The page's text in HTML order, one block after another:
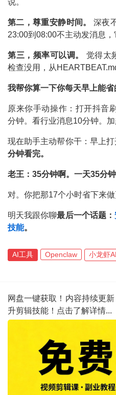
说。
第二，尊重安静时间。
深夜
23:00到08:00不主动发消息，
第三，频率可以调。
觉得太
检查没用，从
我帮你算一下你每天早上能省
原来你手动操作：打开抖音
分钟。看行业消息10分钟。
现在助手主动帮你干：早上打
分钟看完。
老王：35分钟啊。一天35分
对。你把那17个小时省下来做
明天我跟你聊最后一个话题：
技能。
AI工具 Openclaw 小龙虾
网盘一键获取！内容持续更
升剪辑技能！点击了解详情...